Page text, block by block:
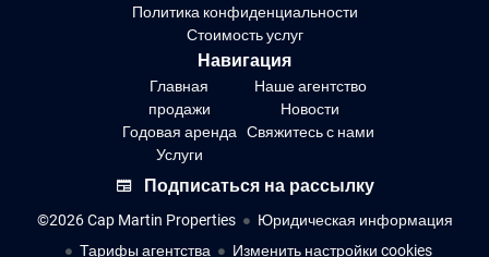
Политика конфиденциальности
Стоимость услуг
Навигация
Главная
продажи
Годовая аренда
Услуги
Наше агентство
Новости
Свяжитесь с нами
Подписаться на рассылку
©2026 Cap Martin Properties
Юридическая информация
Тарифы агентства
Изменить настройки cookies